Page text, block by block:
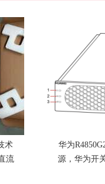
术
流
华为
源，华为开